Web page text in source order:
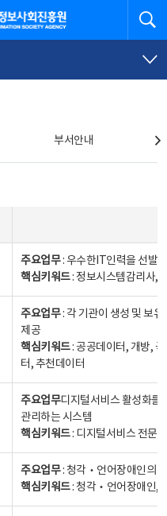
흥원
부서안내
주요업무: 우수한IT인력을 선발
핵심키워드: 정보시스템감리사,
주요업무: 각 기관이 생성 및 보
제공
핵심키워드: 공공데이터, 개방,
터, 추천데이터
주요업무디지털서비스 활성화를
관리하는 시스템
핵심키워드: 디지털서비스 전문
주요업무: 청각‧언어장애인의
핵심키워드: 청각‧언어장애인,